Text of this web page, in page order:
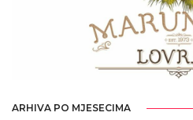
ARHIVA PO MJESECIMA